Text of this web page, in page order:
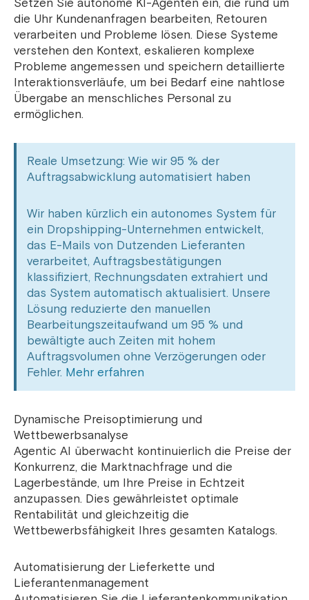
Setzen Sie autonome KI-Agenten ein, die rund um
die Uhr Kundenanfragen bearbeiten, Retouren
verarbeiten und Probleme lösen. Diese Systeme
verstehen den Kontext, eskalieren komplexe
Probleme angemessen und speichern detaillierte
Interaktionsverläufe, um bei Bedarf eine nahtlose
Übergabe an menschliches Personal zu
ermöglichen.
Reale Umsetzung: Wie wir 95 % der
Auftragsabwicklung automatisiert haben
Wir haben kürzlich ein autonomes System für
ein Dropshipping-Unternehmen entwickelt,
das E-Mails von Dutzenden Lieferanten
verarbeitet, Auftragsbestätigungen
klassifiziert, Rechnungsdaten extrahiert und
das System automatisch aktualisiert. Unsere
Lösung reduzierte den manuellen
Bearbeitungszeitaufwand um 95 % und
bewältigte auch Zeiten mit hohem
Auftragsvolumen ohne Verzögerungen oder
Fehler. Mehr erfahren
Dynamische Preisoptimierung und
Wettbewerbsanalyse
Agentic AI überwacht kontinuierlich die Preise der
Konkurrenz, die Marktnachfrage und die
Lagerbestände, um Ihre Preise in Echtzeit
anzupassen. Dies gewährleistet optimale
Rentabilität und gleichzeitig die
Wettbewerbsfähigkeit Ihres gesamten Katalogs.
Automatisierung der Lieferkette und
Lieferantenmanagement